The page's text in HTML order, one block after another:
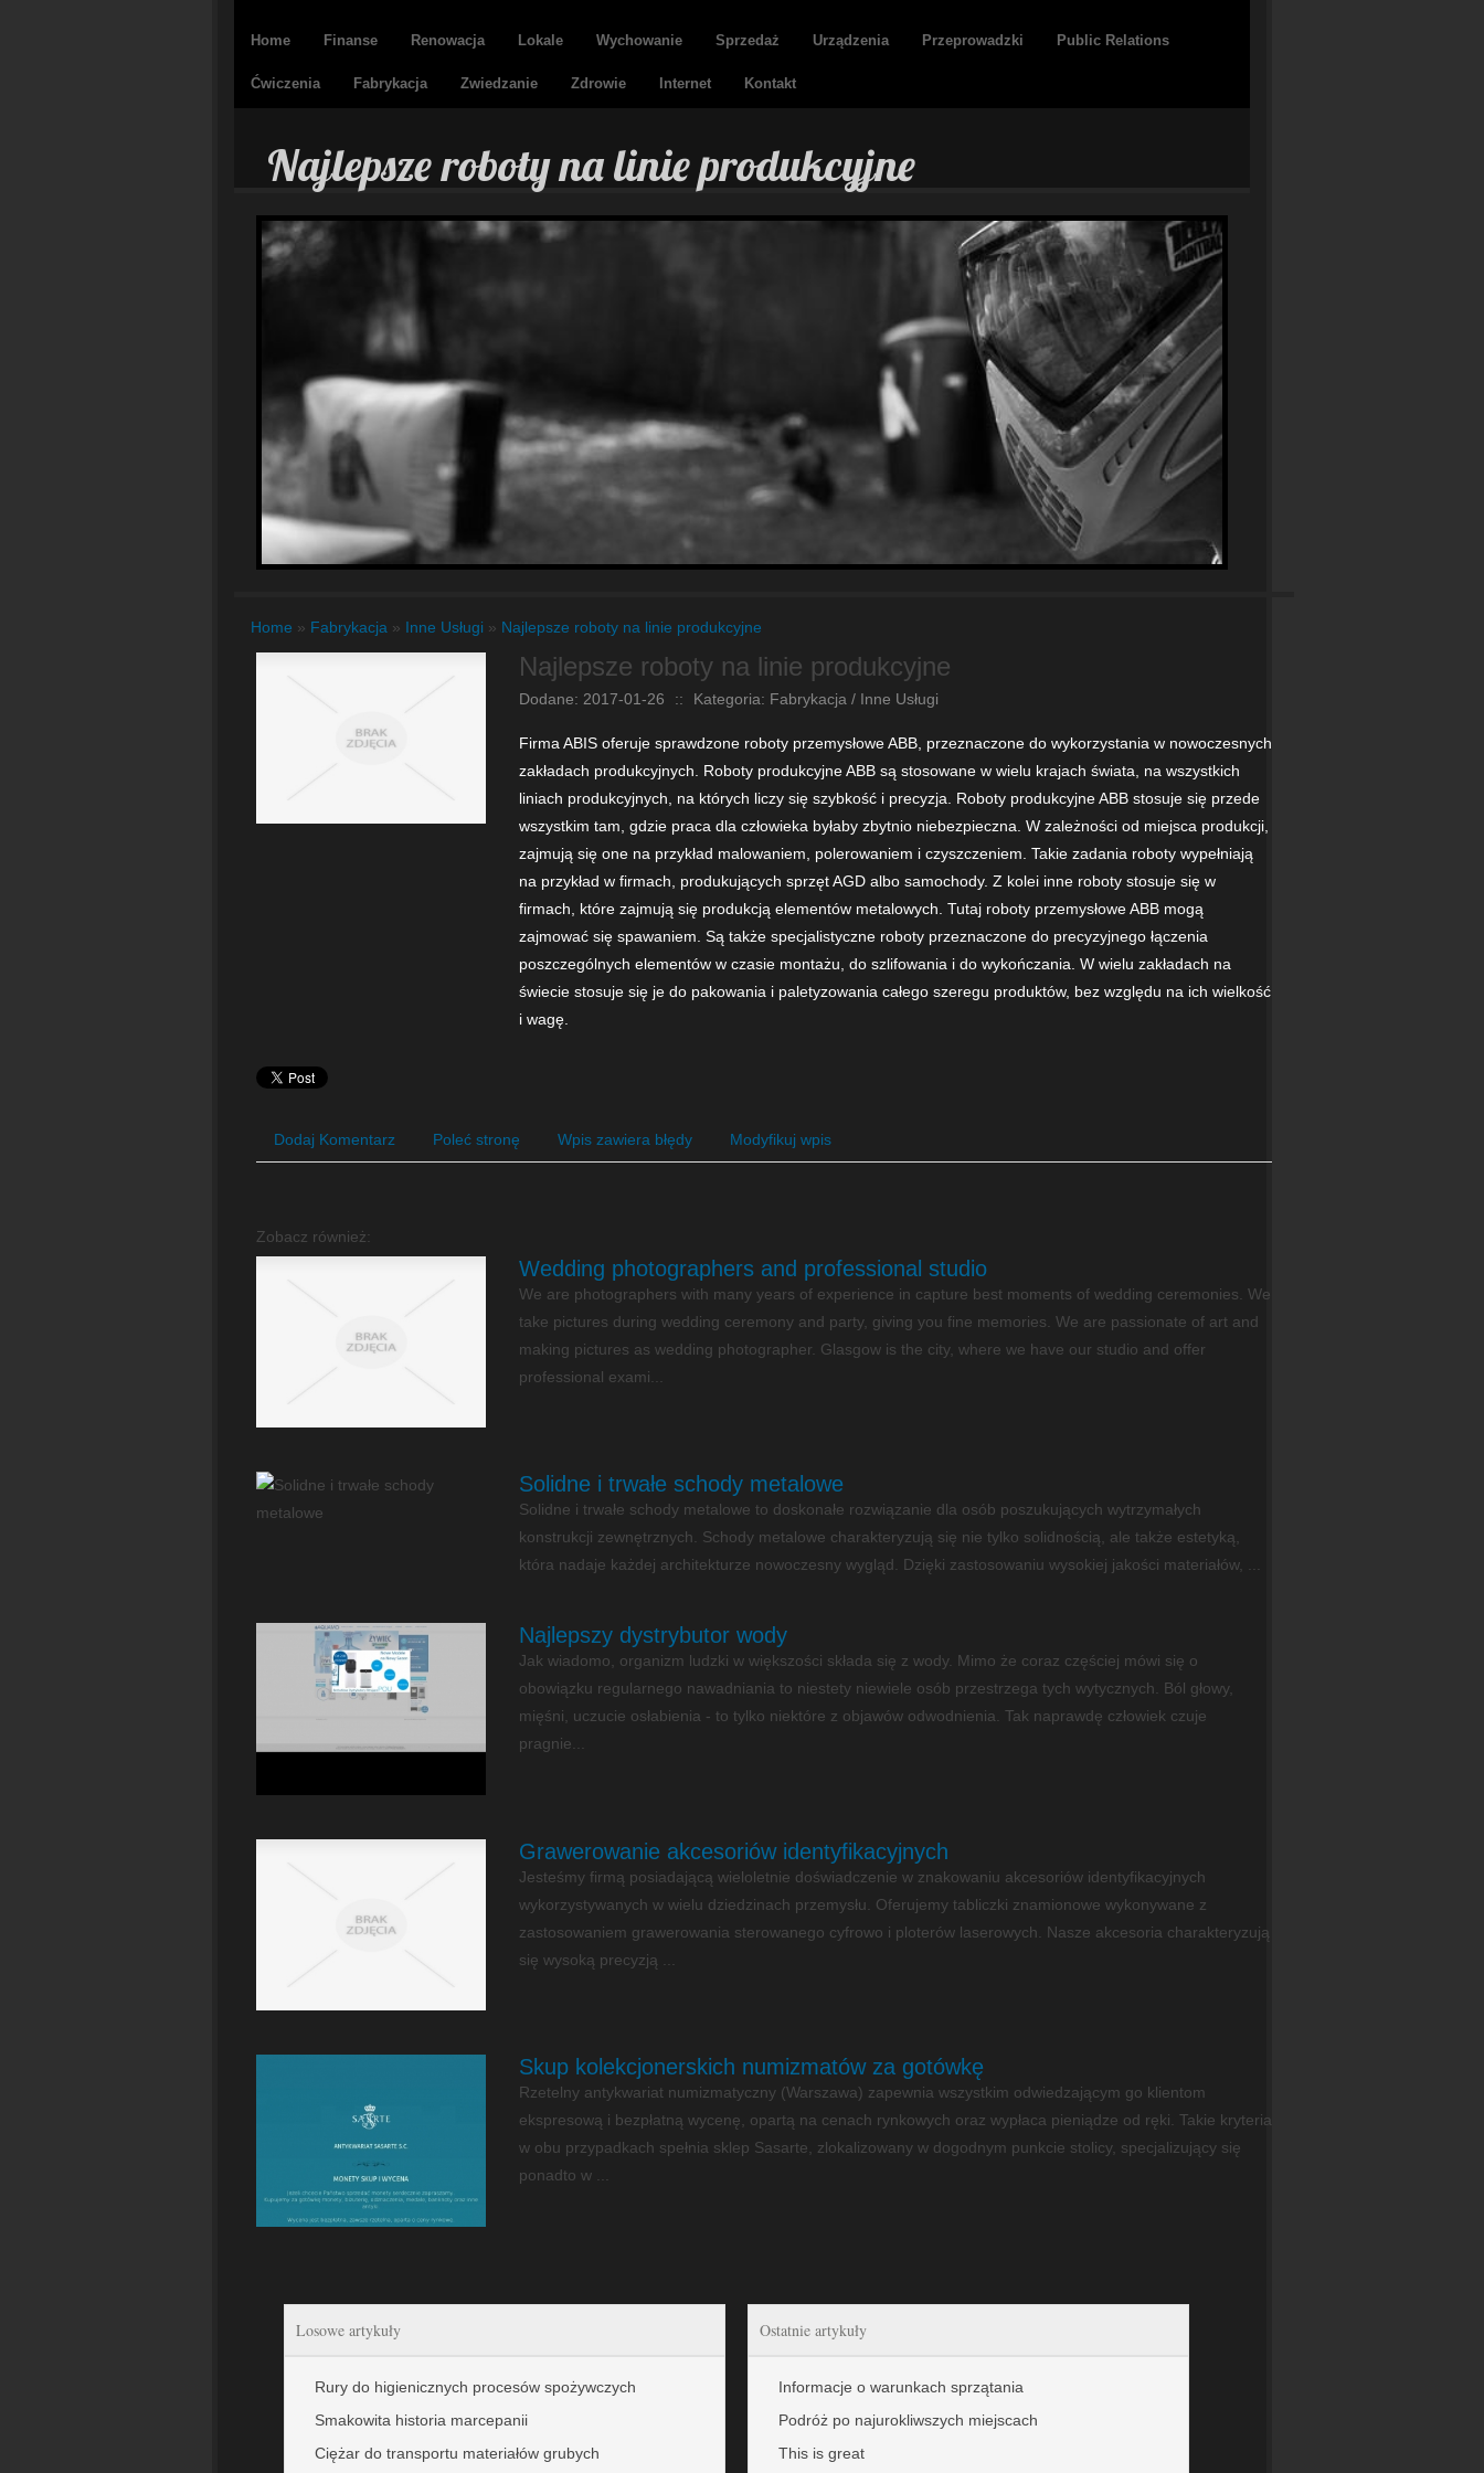
Home Finanse Renowacja Lokale Wychowanie Sprzedaż Urządzenia Przeprowadzki Public Relations
Ćwiczenia Fabrykacja Zwiedzanie Zdrowie Internet Kontakt
Najlepsze roboty na linie produkcyjne
Home » Fabrykacja » Inne Usługi » Najlepsze roboty na linie produkcyjne
Najlepsze roboty na linie produkcyjne
Dodane: 2017-01-26 :: Kategoria: Fabrykacja / Inne Usługi
Firma ABIS oferuje sprawdzone roboty przemysłowe ABB, przeznaczone do wykorzystania w nowoczesnych
zakładach produkcyjnych. Roboty produkcyjne ABB są stosowane w wielu krajach świata, na wszystkich
liniach produkcyjnych, na których liczy się szybkość i precyzja. Roboty produkcyjne ABB stosuje się przede
wszystkim tam, gdzie praca dla człowieka byłaby zbytnio niebezpieczna. W zależności od miejsca produkcji,
zajmują się one na przykład malowaniem, polerowaniem i czyszczeniem. Takie zadania roboty wypełniają
na przykład w firmach, produkujących sprzęt AGD albo samochody. Z kolei inne roboty stosuje się w
firmach, które zajmują się produkcją elementów metalowych. Tutaj roboty przemysłowe ABB mogą
zajmować się spawaniem. Są także specjalistyczne roboty przeznaczone do precyzyjnego łączenia
poszczególnych elementów w czasie montażu, do szlifowania i do wykończania. W wielu zakładach na
świecie stosuje się je do pakowania i paletyzowania całego szeregu produktów, bez względu na ich wielkość
i wagę.
Dodaj Komentarz Poleć stronę Wpis zawiera błędy Modyfikuj wpis
Zobacz również:
Wedding photographers and professional studio
We are photographers with many years of experience in capture best moments of wedding ceremonies. We
take pictures during wedding ceremony and party, giving you fine memories. We are passionate of art and
making pictures as wedding photographer. Glasgow is the city, where we have our studio and offer
professional exami...
Solidne i trwałe schody metalowe
Solidne i trwałe schody metalowe to doskonałe rozwiązanie dla osób poszukujących wytrzymałych
konstrukcji zewnętrznych. Schody metalowe charakteryzują się nie tylko solidnością, ale także estetyką,
która nadaje każdej architekturze nowoczesny wygląd. Dzięki zastosowaniu wysokiej jakości materiałów, ...
Najlepszy dystrybutor wody
Jak wiadomo, organizm ludzki w większości składa się z wody. Mimo że coraz częściej mówi się o
obowiązku regularnego nawadniania to niestety niewiele osób przestrzega tych wytycznych. Ból głowy,
mięśni, uczucie osłabienia - to tylko niektóre z objawów odwodnienia. Tak naprawdę człowiek czuje
pragnie...
Grawerowanie akcesoriów identyfikacyjnych
Jesteśmy firmą posiadającą wieloletnie doświadczenie w znakowaniu akcesoriów identyfikacyjnych
wykorzystywanych w wielu dziedzinach przemysłu. Oferujemy tabliczki znamionowe wykonywane z
zastosowaniem grawerowania sterowanego cyfrowo i ploterów laserowych. Nasze akcesoria charakteryzują
się wysoką precyzją ...
Skup kolekcjonerskich numizmatów za gotówkę
Rzetelny antykwariat numizmatyczny (Warszawa) zapewnia wszystkim odwiedzającym go klientom
ekspresową i bezpłatną wycenę, opartą na cenach rynkowych oraz wypłaca pieniądze od ręki. Takie kryteria
w obu przypadkach spełnia sklep Sasarte, zlokalizowany w dogodnym punkcie stolicy, specjalizujący się
ponadto w ...
Losowe artykuły
Rury do higienicznych procesów spożywczych
Smakowita historia marcepanii
Ciężar do transportu materiałów grubych
Ostatnie artykuły
Informacje o warunkach sprzątania
Podróż po najurokliwszych miejscach
This is great